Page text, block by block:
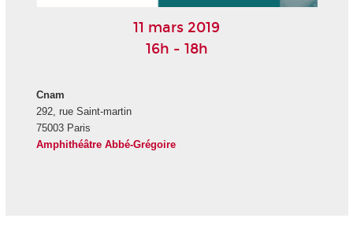
11 mars 2019
16h - 18h
Cnam
292, rue Saint-martin
75003 Paris
Amphithéâtre Abbé-Grégoire